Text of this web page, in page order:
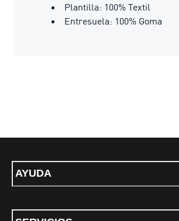
Plantilla: 100% Textil
Entresuela: 100% Goma
AYUDA